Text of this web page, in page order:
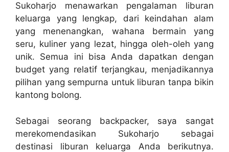
Sukoharjo menawarkan pengalaman liburan
keluarga yang lengkap, dari keindahan alam
yang menenangkan, wahana bermain yang
seru, kuliner yang lezat, hingga oleh-oleh yang
unik. Semua ini bisa Anda dapatkan dengan
budget yang relatif terjangkau, menjadikannya
pilihan yang sempurna untuk liburan tanpa bikin
kantong bolong.
Sebagai seorang backpacker, saya sangat
merekomendasikan Sukoharjo sebagai
destinasi liburan keluarga Anda berikutnya.